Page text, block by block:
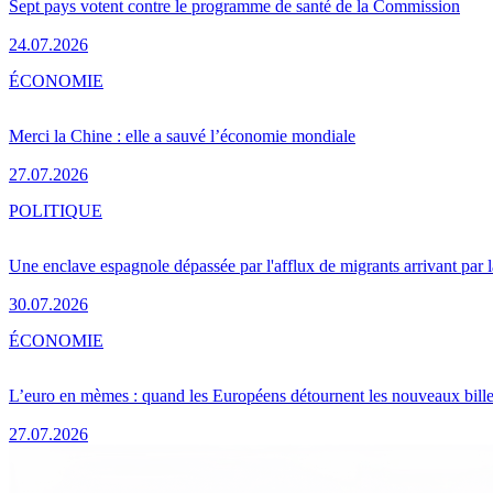
Sept pays votent contre le programme de santé de la Commission
24.07.2026
Merci la Chine : elle a sauvé l’économie mondiale
27.07.2026
ÉCONOMIE
Une enclave espagnole dépassée par l'afflux de migrants arrivant par
30.07.2026
POLITIQUE
L’euro en mèmes : quand les Européens détournent les nouveaux
27.07.2026
ÉCONOMIE